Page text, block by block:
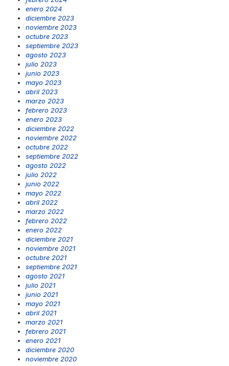
enero 2024
diciembre 2023
noviembre 2023
octubre 2023
septiembre 2023
agosto 2023
julio 2023
junio 2023
mayo 2023
abril 2023
marzo 2023
febrero 2023
enero 2023
diciembre 2022
noviembre 2022
octubre 2022
septiembre 2022
agosto 2022
julio 2022
junio 2022
mayo 2022
abril 2022
marzo 2022
febrero 2022
enero 2022
diciembre 2021
noviembre 2021
octubre 2021
septiembre 2021
agosto 2021
julio 2021
junio 2021
mayo 2021
abril 2021
marzo 2021
febrero 2021
enero 2021
diciembre 2020
noviembre 2020